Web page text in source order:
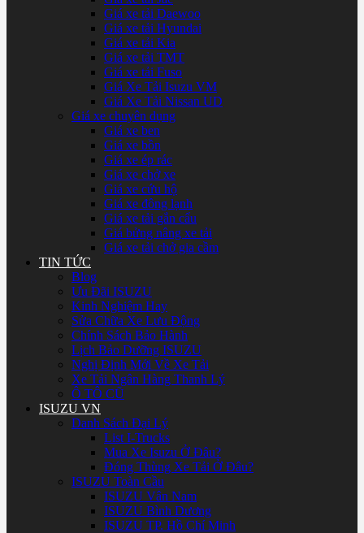
Giá xe tải Daewoo
Giá xe tải Hyundai
Giá xe tải Kia
Giá xe tải TMT
Giá xe tải Fuso
Giá Xe Tải Isuzu VM
Giá Xe Tải Nissan UD
Giá xe chuyên dụng
Giá xe ben
Giá xe bồn
Giá xe ép rác
Giá xe chở xe
Giá xe cứu hộ
Giá xe đông lạnh
Giá xe tải gắn cẩu
Giá bửng nâng xe tải
Giá xe tải chở gia cầm
TIN TỨC
Blog
Ưu Đãi ISUZU
Kinh Nghiệm Hay
Sửa Chữa Xe Lưu Động
Chính Sách Bảo Hành
Lịch Bảo Dưỡng ISUZU
Nghị Định Mới Về Xe Tải
Xe Tải Ngân Hàng Thanh Lý
Ô TÔ CŨ
ISUZU VN
Danh Sách Đại Lý
List I-Trucks
Mua Xe Isuzu Ở Đâu?
Đóng Thùng Xe Tải Ở Đâu?
ISUZU Toàn Cầu
ISUZU Vân Nam
ISUZU Bình Dương
ISUZU TP. Hồ Chí Minh